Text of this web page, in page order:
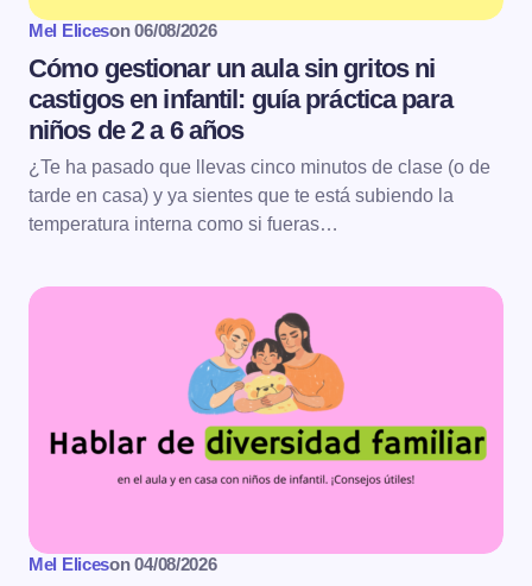
Mel Eliceson 06/08/2026
Cómo gestionar un aula sin gritos ni
castigos en infantil: guía práctica para
niños de 2 a 6 años
¿Te ha pasado que llevas cinco minutos de clase (o de
tarde en casa) y ya sientes que te está subiendo la
temperatura interna como si fueras…
Mel Eliceson 04/08/2026